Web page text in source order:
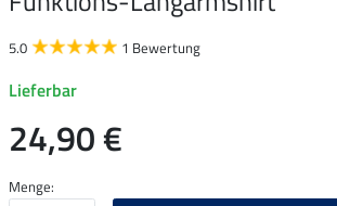
5.0 1 Bewertung
Lieferbar
24,90 €
Menge: